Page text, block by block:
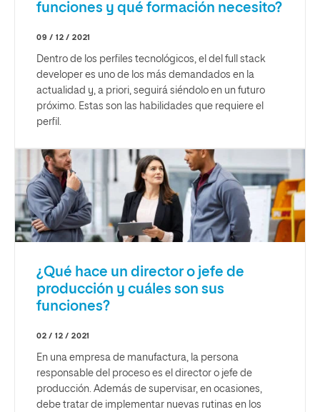
funciones y qué formación necesito?
09 / 12 / 2021
Dentro de los perfiles tecnológicos, el del full stack
developer es uno de los más demandados en la
actualidad y, a priori, seguirá siéndolo en un futuro
próximo. Estas son las habilidades que requiere el
perfil.
¿Qué hace un director o jefe de
producción y cuáles son sus
funciones?
02 / 12 / 2021
En una empresa de manufactura, la persona
responsable del proceso es el director o jefe de
producción. Además de supervisar, en ocasiones,
debe tratar de implementar nuevas rutinas en los